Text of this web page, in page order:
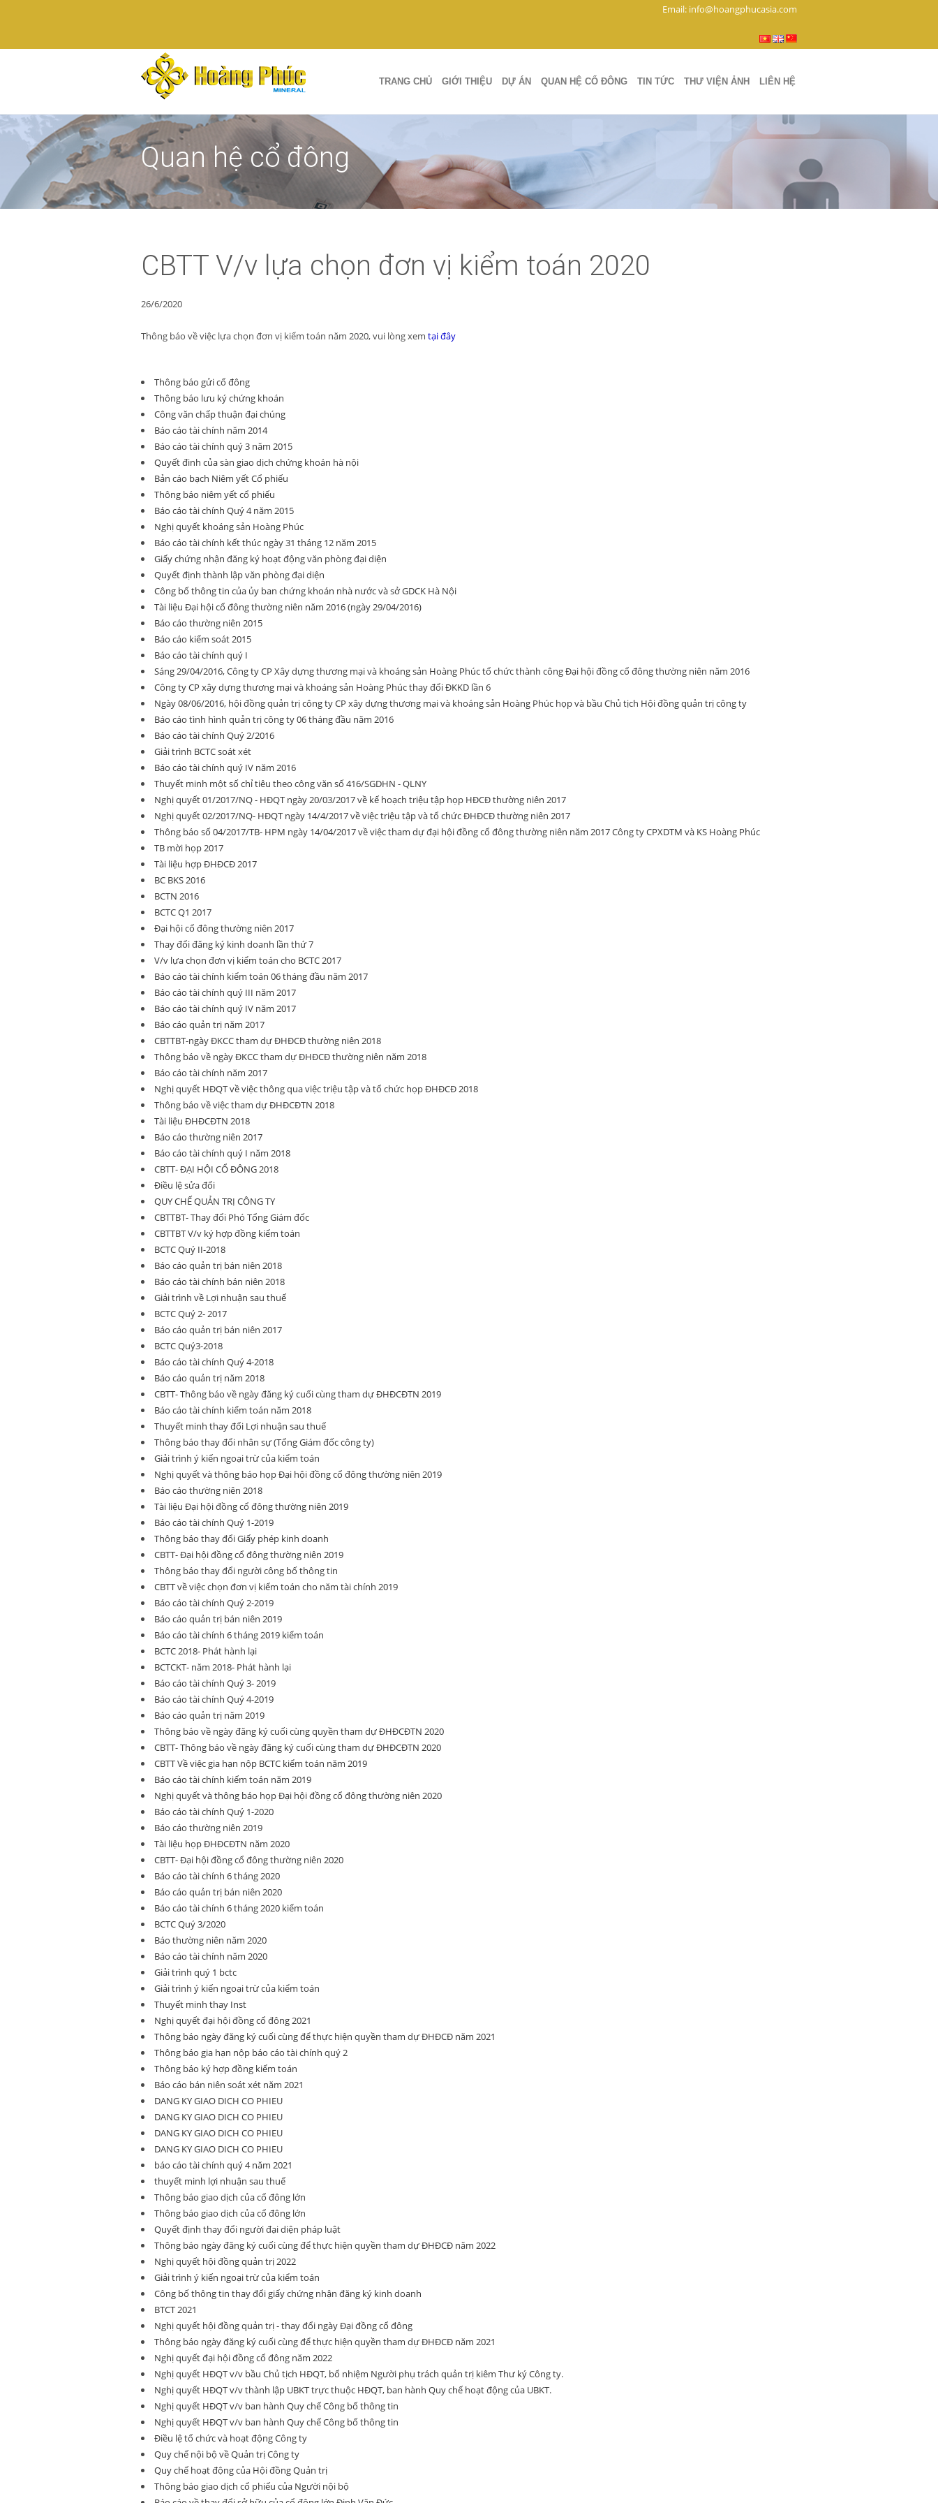
Email: info@hoangphucasia.com
TRANG CHỦ GIỚI THIỆU DỰ ÁN QUAN HỆ CỔ ĐÔNG TIN TỨC THƯ VIỆN ẢNH LIÊN HỆ
Quan hệ cổ đông
CBTT V/v lựa chọn đơn vị kiểm toán 2020
26/6/2020
Thông báo về việc lựa chọn đơn vị kiểm toán năm 2020, vui lòng xem tại đây
Thông báo gửi cổ đông
Thông báo lưu ký chứng khoán
Công văn chấp thuận đại chúng
Báo cáo tài chính năm 2014
Báo cáo tài chính quý 3 năm 2015
Quyết đinh của sàn giao dịch chứng khoán hà nội
Bản cáo bạch Niêm yết Cổ phiếu
Thông báo niêm yết cổ phiếu
Báo cáo tài chính Quý 4 năm 2015
Nghị quyết khoáng sản Hoàng Phúc
Báo cáo tài chính kết thúc ngày 31 tháng 12 năm 2015
Giấy chứng nhận đăng ký hoạt động văn phòng đại diện
Quyết định thành lập văn phòng đại diện
Công bố thông tin của ủy ban chứng khoán nhà nước và sở GDCK Hà Nội
Tài liệu Đại hội cổ đông thường niên năm 2016 (ngày 29/04/2016)
Báo cáo thường niên 2015
Báo cáo kiểm soát 2015
Báo cáo tài chính quý I
Sáng 29/04/2016, Công ty CP Xây dựng thương mại và khoáng sản Hoàng Phúc tổ chức thành công Đại hội đồng cổ đông thường niên năm 2016
Công ty CP xây dựng thương mại và khoáng sản Hoàng Phúc thay đổi ĐKKD lần 6
Ngày 08/06/2016, hội đồng quản trị công ty CP xây dựng thương mại và khoáng sản Hoàng Phúc họp và bầu Chủ tịch Hội đồng quản trị công ty
Báo cáo tình hình quản trị công ty 06 tháng đầu năm 2016
Báo cáo tài chính Quý 2/2016
Giải trình BCTC soát xét
Báo cáo tài chính quý IV năm 2016
Thuyết minh một số chỉ tiêu theo công văn số 416/SGDHN - QLNY
Nghị quyết 01/2017/NQ - HĐQT ngày 20/03/2017 về kế hoạch triệu tập họp HĐCĐ thường niên 2017
Nghị quyết 02/2017/NQ- HĐQT ngày 14/4/2017 về việc triệu tập và tổ chức ĐHĐCĐ thường niên 2017
Thông báo số 04/2017/TB- HPM ngày 14/04/2017 về việc tham dự đại hội đồng cổ đông thường niên năm 2017 Công ty CPXDTM và KS Hoàng Phúc
TB mời họp 2017
Tài liệu hợp ĐHĐCĐ 2017
BC BKS 2016
BCTN 2016
BCTC Q1 2017
Đại hội cổ đông thường niên 2017
Thay đổi đăng ký kinh doanh lần thứ 7
V/v lựa chọn đơn vị kiểm toán cho BCTC 2017
Báo cáo tài chính kiểm toán 06 tháng đầu năm 2017
Báo cáo tài chính quý III năm 2017
Báo cáo tài chính quý IV năm 2017
Báo cáo quản trị năm 2017
CBTTBT-ngày ĐKCC tham dự ĐHĐCĐ thường niên 2018
Thông báo về ngày ĐKCC tham dự ĐHĐCĐ thường niên năm 2018
Báo cáo tài chính năm 2017
Nghị quyết HĐQT về việc thông qua việc triệu tập và tổ chức họp ĐHĐCĐ 2018
Thông báo về việc tham dự ĐHĐCĐTN 2018
Tài liệu ĐHĐCĐTN 2018
Báo cáo thường niên 2017
Báo cáo tài chính quý I năm 2018
CBTT- ĐẠI HỘI CỔ ĐÔNG 2018
Điều lệ sửa đổi
QUY CHẾ QUẢN TRỊ CÔNG TY
CBTTBT- Thay đổi Phó Tổng Giám đốc
CBTTBT V/v ký hợp đồng kiểm toán
BCTC Quý II-2018
Báo cáo quản trị bán niên 2018
Báo cáo tài chính bán niên 2018
Giải trình về Lợi nhuận sau thuế
BCTC Quý 2- 2017
Báo cáo quản trị bán niên 2017
BCTC Quý3-2018
Báo cáo tài chính Quý 4-2018
Báo cáo quản trị năm 2018
CBTT- Thông báo về ngày đăng ký cuối cùng tham dự ĐHĐCĐTN 2019
Báo cáo tài chính kiểm toán năm 2018
Thuyết minh thay đổi Lợi nhuận sau thuế
Thông báo thay đổi nhân sự (Tổng Giám đốc công ty)
Giải trình ý kiến ngoại trừ của kiểm toán
Nghị quyết và thông báo họp Đại hội đồng cổ đông thường niên 2019
Báo cáo thường niên 2018
Tài liệu Đại hội đồng cổ đông thường niên 2019
Báo cáo tài chính Quý 1-2019
Thông báo thay đổi Giấy phép kinh doanh
CBTT- Đại hội đồng cổ đông thường niên 2019
Thông báo thay đổi người công bố thông tin
CBTT về việc chọn đơn vị kiểm toán cho năm tài chính 2019
Báo cáo tài chính Quý 2-2019
Báo cáo quản trị bán niên 2019
Báo cáo tài chính 6 tháng 2019 kiểm toán
BCTC 2018- Phát hành lại
BCTCKT- năm 2018- Phát hành lại
Báo cáo tài chính Quý 3- 2019
Báo cáo tài chính Quý 4-2019
Báo cáo quản trị năm 2019
Thông báo về ngày đăng ký cuối cùng quyền tham dự ĐHĐCĐTN 2020
CBTT- Thông báo về ngày đăng ký cuối cùng tham dự ĐHĐCĐTN 2020
CBTT Về việc gia hạn nộp BCTC kiểm toán năm 2019
Báo cáo tài chính kiếm toán năm 2019
Nghị quyết và thông báo họp Đại hội đồng cổ đông thường niên 2020
Báo cáo tài chính Quý 1-2020
Báo cáo thường niên 2019
Tài liệu họp ĐHĐCĐTN năm 2020
CBTT- Đại hội đồng cổ đông thường niên 2020
Báo cáo tài chính 6 tháng 2020
Báo cáo quản trị bán niên 2020
Báo cáo tài chính 6 tháng 2020 kiểm toán
BCTC Quý 3/2020
Báo thường niên năm 2020
Báo cáo tài chính năm 2020
Giải trình quý 1 bctc
Giải trình ý kiến ngoại trừ của kiểm toán
Thuyết minh thay Inst
Nghị quyết đại hội đồng cổ đông 2021
Thông báo ngày đăng ký cuối cùng để thực hiện quyền tham dự ĐHĐCĐ năm 2021
Thông báo gia hạn nộp báo cáo tài chính quý 2
Thông báo ký hợp đồng kiểm toán
Báo cáo bán niên soát xét năm 2021
DANG KY GIAO DICH CO PHIEU
DANG KY GIAO DICH CO PHIEU
DANG KY GIAO DICH CO PHIEU
DANG KY GIAO DICH CO PHIEU
báo cáo tài chính quý 4 năm 2021
thuyết minh lợi nhuận sau thuế
Thông báo giao dịch của cổ đông lớn
Thông báo giao dịch của cổ đông lớn
Quyết định thay đổi người đại diện pháp luật
Thông báo ngày đăng ký cuối cùng để thực hiện quyền tham dự ĐHĐCĐ năm 2022
Nghị quyết hội đồng quản trị 2022
Giải trình ý kiến ngoại trừ của kiểm toán
Công bố thông tin thay đổi giấy chứng nhận đăng ký kinh doanh
BTCT 2021
Nghị quyết hội đồng quản trị - thay đổi ngày Đại đồng cổ đông
Thông báo ngày đăng ký cuối cùng để thực hiện quyền tham dự ĐHĐCĐ năm 2021
Nghị quyết đại hội đồng cổ đông năm 2022
Nghị quyết HĐQT v/v bầu Chủ tịch HĐQT, bổ nhiệm Người phụ trách quản trị kiêm Thư ký Công ty.
Nghị quyết HĐQT v/v thành lập UBKT trực thuộc HĐQT, ban hành Quy chế hoạt động của UBKT.
Nghị quyết HĐQT v/v ban hành Quy chế Công bố thông tin
Nghị quyết HĐQT v/v ban hành Quy chế Công bố thông tin
Điều lệ tổ chức và hoạt động Công ty
Quy chế nội bộ về Quản trị Công ty
Quy chế hoạt động của Hội đồng Quản trị
Thông báo giao dịch cổ phiếu của Người nội bộ